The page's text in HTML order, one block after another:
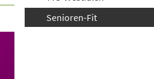
Senioren-Fit